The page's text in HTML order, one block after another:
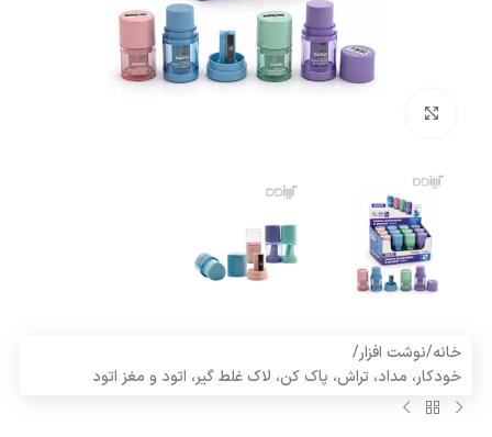
خانه/نوشت افزار/
خودکار، مداد، تراش، پاک کن، لاک غلط گیر، اتود و مغز اتود